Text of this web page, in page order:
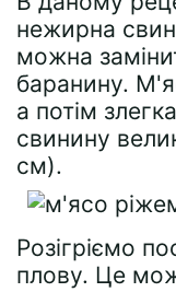
нежирна
можна
баранину.
а потім
свинину
см).
Розігріємо
плову. Це